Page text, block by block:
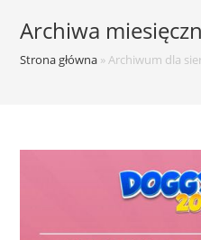
Archiwa
Strona główna »Archiwum dla